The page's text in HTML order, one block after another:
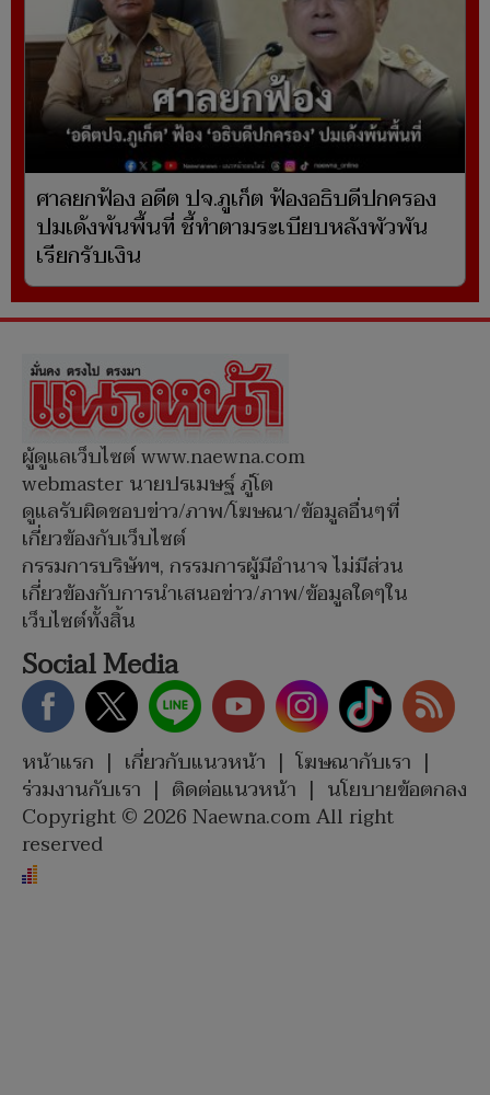
ศาลยกฟ้อง อดีต ปจ.ภูเก็ต ฟ้องอธิบดีปกครอง
ปมเด้งพ้นพื้นที่ ชี้ทำตามระเบียบหลังพัวพัน
เรียกรับเงิน
ผู้ดูแลเว็บไซต์ www.naewna.com
webmaster นายปรเมษฐ์ ภู่โต
ดูแลรับผิดชอบข่าว/ภาพ/โฆษณา/ข้อมูลอื่นๆที่
เกี่ยวข้องกับเว็บไซต์
กรรมการบริษัทฯ, กรรมการผู้มีอำนาจ ไม่มีส่วน
เกี่ยวข้องกับการนำเสนอข่าว/ภาพ/ข้อมูลใดๆใน
เว็บไซต์ทั้งสิ้น
Social Media
หน้าแรก | เกี่ยวกับแนวหน้า | โฆษณากับเรา |
ร่วมงานกับเรา | ติดต่อแนวหน้า | นโยบายข้อตกลง
Copyright © 2026 Naewna.com All right
reserved